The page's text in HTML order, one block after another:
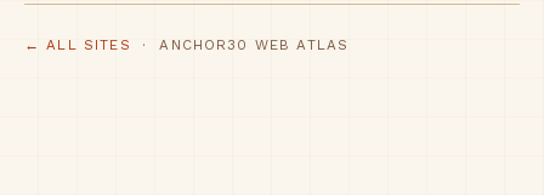
← ALL SITES · ANCHOR30 WEB ATLAS